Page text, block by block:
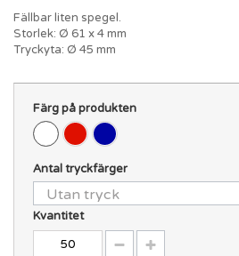
Fällbar liten spegel.
Storlek: Ø 61 x 4 mm
Tryckyta: Ø 45 mm
Färg på produkten
Antal tryckfärger
Kvantitet